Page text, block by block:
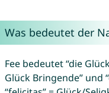
Was bedeutet der
Fee bedeutet “die
Glück Bringende” und